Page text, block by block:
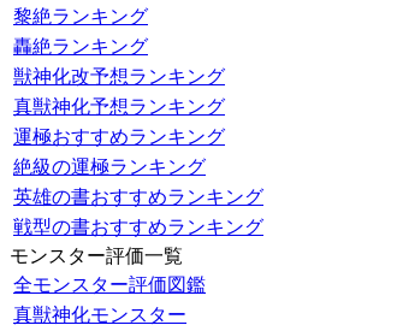
黎絶ランキング
轟絶ランキング
獣神化改予想ランキング
真獣神化予想ランキング
運極おすすめランキング
絶級の運極ランキング
英雄の書おすすめランキング
戦型の書おすすめランキング
モンスター評価一覧
全モンスター評価図鑑
真獣神化モンスター